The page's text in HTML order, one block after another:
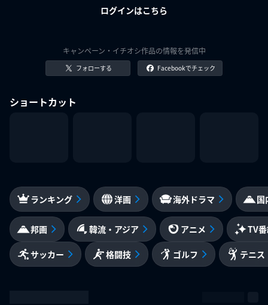
ログインはこちら
キャンペーン・イチオシ作品の情報を発信中
フォローする Facebookでチェック
ショートカット
ランキング 洋画 海外ドラマ 国
邦画 韓流・アジア アニメ TV
サッカー 格闘技 ゴルフ テニス